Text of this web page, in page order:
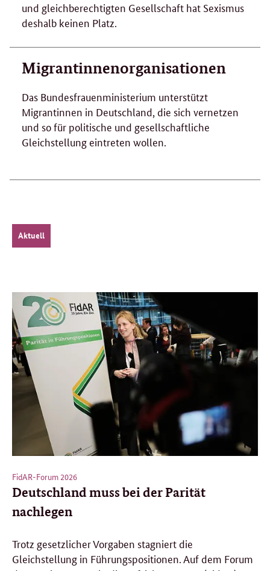
und gleichberechtigten Gesellschaft hat Sexismus
deshalb keinen Platz.
Migrantinnenorganisationen
Das Bundesfrauenministerium unterstützt
Migrantinnen in Deutschland, die sich vernetzen
und so für politische und gesellschaftliche
Gleichstellung eintreten wollen.
Aktuell
FidAR-Forum 2026
Deutschland muss bei der Parität
nachlegen
Trotz gesetzlicher Vorgaben stagniert die
Gleichstellung in Führungspositionen. Auf dem Forum